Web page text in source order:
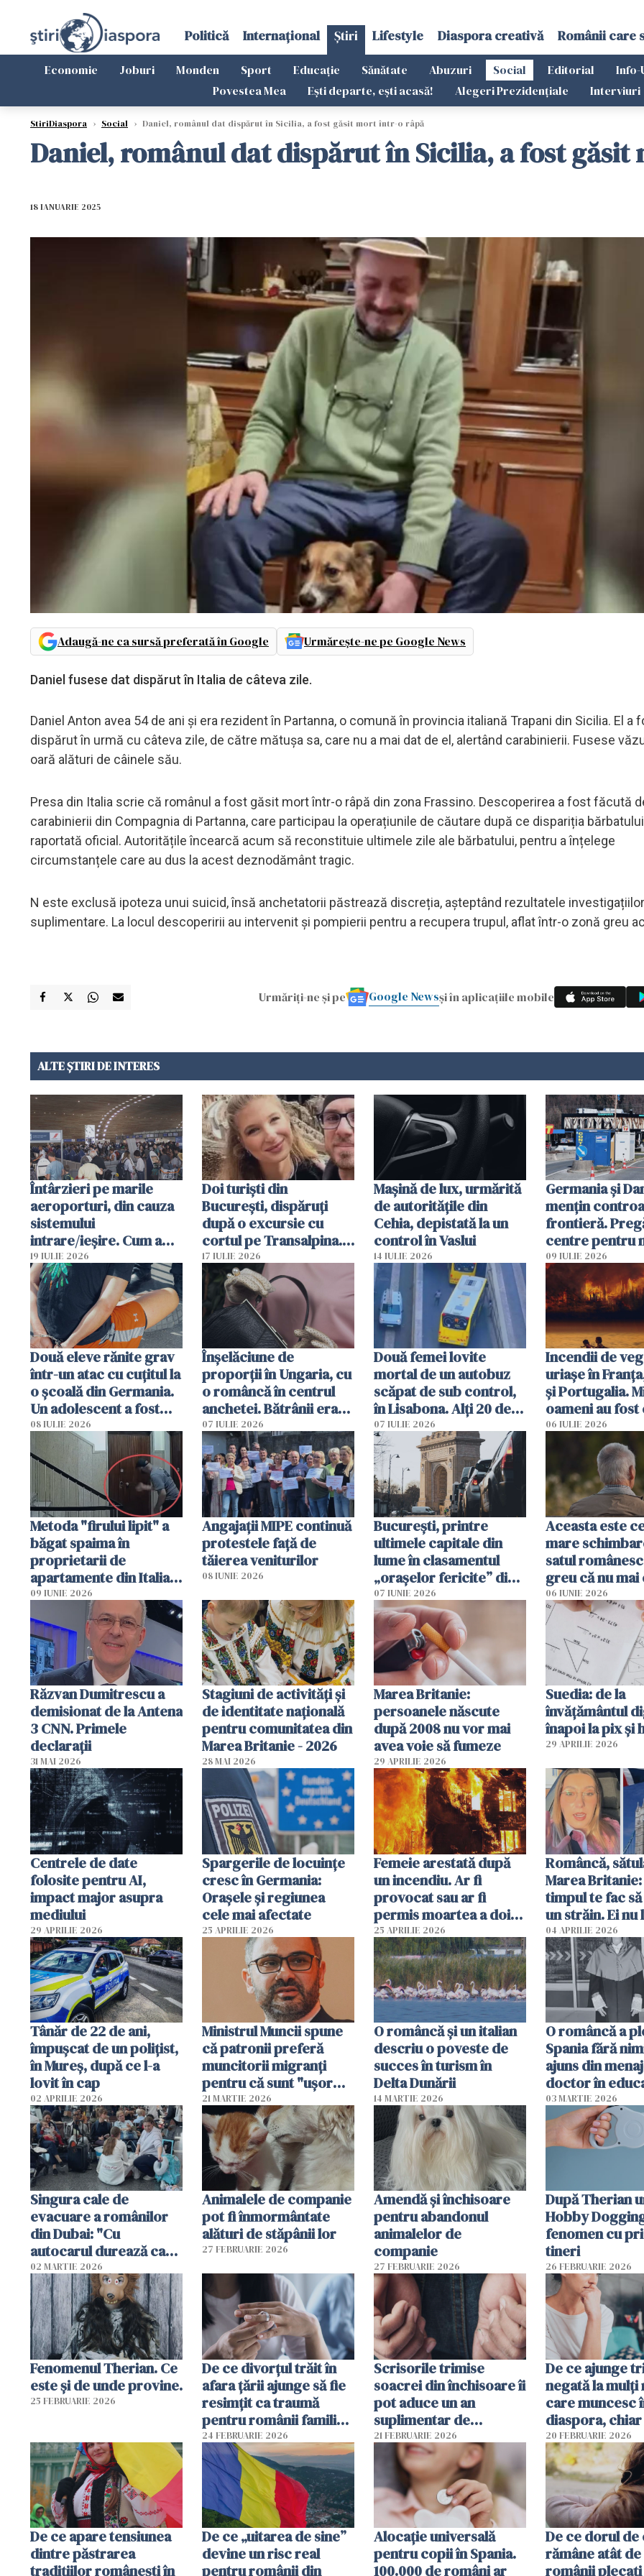
Politică Internațional Știri Lifestyle Diaspora creativă Românii care
Economie Joburi Monden Sport Educație Sănătate Abuzuri Social Editorial Info-
Povestea Mea
Ești departe, ești acasă! Alegeri Prezidențiale Interviuri
StiriDiaspora › Social › Daniel, românul dat dispărut în Sicilia, a fost găsit mort într-o râpă
Daniel, românul dat dispărut în Sicilia, a fost
18 IANUARIE 2025
Adaugă-ne ca sursă preferată în Google Urmărește-ne pe Google News
Daniel fusese dat dispărut în Italia de câteva zile.
Daniel Anton avea 54 de ani și era rezident în Partanna, o comună în provincia italiană Trapani din Sicilia. El a
dispărut în urmă cu câteva zile, de către mătușa sa, care nu a mai dat de el, alertând carabinierii. Fusese
oară alături de câinele său.
Presa din Italia scrie că românul a fost găsit mort într-o râpă din zona Frassino. Descoperirea a fost făcută
carabinierii din Compagnia di Partanna, care participau la operațiunile de căutare după ce dispariția
raportată oficial. Autoritățile încearcă acum să reconstituie ultimele zile ale bărbatului, pentru a înțelege
circumstanțele care au dus la acest deznodământ tragic.
N este exclusă ipoteza unui suicid, însă anchetatorii păstrează discreția, așteptând rezultatele investigațiilor
suplimentare. La locul descoperirii au intervenit și pompierii pentru a recupera trupul, aflat într-o zonă greu
Urmăriți-ne și pe Google Newsși în aplicațiile mobile
ALTE ȘTIRI DE INTERES
Întârzieri pe marile
aeroporturi, din cauza
sistemului
intrare/ieșire. Cum a
ajuns o femeie să fie
arestată în Cluj-Napoca
19 IULIE 2026
Doi turiști din
București, dispăruți
după o excursie cu
cortul pe Transalpina.
Poliția și familia îi caută
17 IULIE 2026
Mașină de lux, urmărită
de autoritățile din
Cehia, depistată la un
control în Vaslui
14 IULIE 2026
Germania și
mențin
frontieră.
centre pentru
respinși din UE
09 IULIE 2026
Două eleve rănite grav
într-un atac cu cuțitul la
o școală din Germania.
Un adolescent a fost
arestat
08 IULIE 2026
Înșelăciune de
proporții în Ungaria, cu
o româncă în centrul
anchetei. Bătrânii erau
puși să lase la poartă
genți cu aur și bani
07 IULIE 2026
Două femei lovite
mortal de un autobuz
scăpat de sub control,
în Lisabona. Alți 20 de
oameni sunt răniți
07 IULIE 2026
Incendii de
uriașe în
și Portugalia.
oameni au
06 IULIE 2026
Metoda "firului lipit" a
băgat spaima în
proprietarii de
apartamente din Italia.
Poliția, sesizată
09 IUNIE 2026
Angajaţii MIPE continuă
protestele faţă de
tăierea veniturilor
08 IUNIE 2026
București, printre
ultimele capitale din
lume în clasamentul
„orașelor fericite” din
2026
07 IUNIE 2026
Aceasta este
mare
satul
greu că nu mai
pe-aici, prin
06 IUNIE 2026
Răzvan Dumitrescu a
demisionat de la Antena
3 CNN. Primele
declarații
31 MAI 2026
Stagiuni de activități și
de identitate națională
pentru comunitatea din
Marea Britanie - 2026
28 MAI 2026
Marea Britanie:
persoanele născute
după 2008 nu vor mai
avea voie să fumeze
29 APRILIE 2026
Suedia: de la
învățământul
înapoi la pix și
29 APRILIE 2026
Centrele de date
folosite pentru AI,
impact major asupra
mediului
29 APRILIE 2026
Spargerile de locuințe
cresc în Germania:
Orașele și regiunea
cele mai afectate
25 APRILIE 2026
Femeie arestată după
un incendiu. Ar fi
provocat sau ar fi
permis moartea a doi
copii de 1 an și 3 ani
25 APRILIE 2026
Româncă,
Marea
timpul te fac
un străin. Ei nu
ca noi. În
oamenii sunt
04 APRILIE 2026
Tânăr de 22 de ani,
împușcat de un polițist,
în Mureș, după ce l-a
lovit în cap
02 APRILIE 2026
Ministrul Muncii spune
că patronii preferă
muncitorii migranți
pentru că sunt "uşor
dispensabili"
21 MARTIE 2026
O româncă și un italian
descriu o poveste de
succes în turism în
Delta Dunării
14 MARTIE 2026
O româncă a
Spania fără
ajuns din
doctor în
03 MARTIE 2026
Singura cale de
evacuare a românilor
din Dubai: "Cu
autocarul durează cam
două zile"
02 MARTIE 2026
Animalele de companie
pot fi înmormântate
alături de stăpânii lor
27 FEBRUARIE 2026
Amendă și închisoare
pentru abandonul
animalelor de
companie
27 FEBRUARIE 2026
După Therian
Hobby
fenomen cu
tineri
26 FEBRUARIE 2026
Fenomenul Therian. Ce
este și de unde provine.
25 FEBRUARIE 2026
De ce divorțul trăit în
afara țării ajunge să fie
resimțit ca traumă
pentru românii familiști
și tradiționaliști?
24 FEBRUARIE 2026
Scrisorile trimise
soacrei din închisoare îi
pot aduce un an
suplimentar de
închisoare unui român
condamnat în Spania
21 FEBRUARIE 2026
De ce ajunge
negată la mulți
care muncesc
diaspora,
viața pare mai
financiar?
20 FEBRUARIE 2026
De ce apare tensiunea
dintre păstrarea
tradițiilor românești în
De ce „uitarea de sine”
devine un risc real
pentru românii din
Alocație universală
pentru copii în Spania.
100.000 de români ar
De ce dorul de
rămâne atât
românii